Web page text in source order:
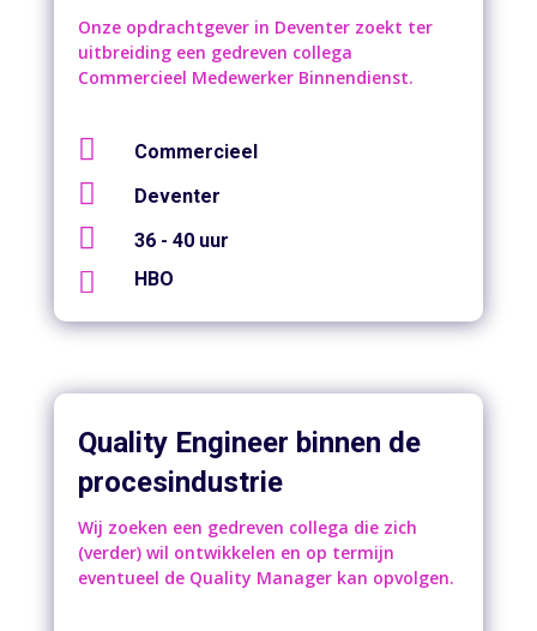
Onze opdrachtgever in Deventer zoekt ter
uitbreiding een gedreven collega
Commercieel Medewerker Binnendienst.
 Commercieel
 Deventer
 36 - 40 uur
 HBO
Quality Engineer binnen de
procesindustrie
Wij zoeken een gedreven collega die zich
(verder) wil ontwikkelen en op termijn
eventueel de Quality Manager kan opvolgen.